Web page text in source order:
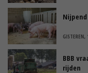
GISTEREN,
BBB
rijden